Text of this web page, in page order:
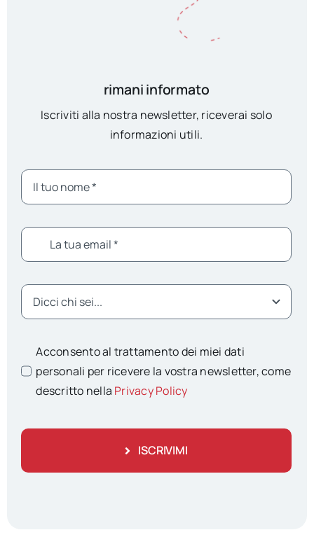
rimani informato
Iscriviti alla nostra newsletter, riceverai solo
informazioni utili.
Acconsento al trattamento dei miei dati
personali per ricevere la vostra newsletter, come
descritto nella Privacy Policy
ISCRIVIMI